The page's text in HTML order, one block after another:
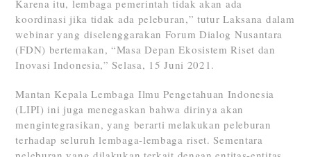
Karena itu, lembaga pemerintah tidak akan ada
koordinasi jika tidak ada peleburan,” tutur Laksana dalam
webinar yang diselenggarakan Forum Dialog Nusantara
(FDN) bertemakan, “Masa Depan Ekosistem Riset dan
Inovasi Indonesia,” Selasa, 15 Juni 2021.
Mantan Kepala Lembaga Ilmu Pengetahuan Indonesia
(LIPI) ini juga menegaskan bahwa dirinya akan
mengintegrasikan, yang berarti melakukan peleburan
terhadap seluruh lembaga-lembaga riset. Sementara